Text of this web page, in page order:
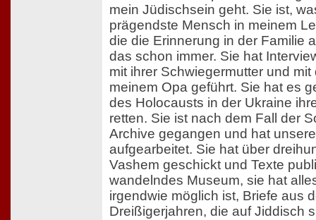
mein Jüdischsein geht. Sie ist,
prägendste Mensch in meinem
die die Erinnerung in der Familie
das schon immer. Sie hat
mit ihrer Schwiegermutter und
meinem Opa geführt. Sie hat es
des Holocausts in der Ukraine
retten. Sie ist nach dem Fall der
Archive gegangen und hat
aufgearbeitet. Sie hat über
Vashem geschickt und Texte
wandelndes Museum, sie hat
irgendwie möglich ist, Briefe aus
Dreißigerjahren, die auf Jiddisch